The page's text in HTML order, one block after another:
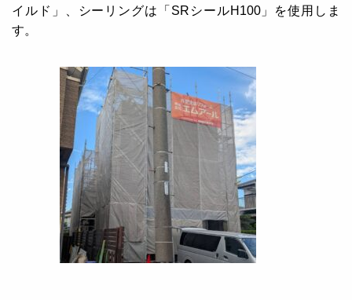
イルド」、シーリングは「SRシールH100」を使用しま
す。